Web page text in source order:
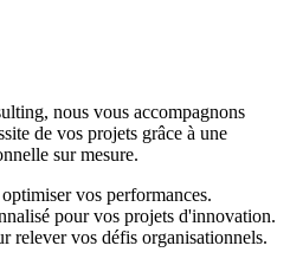
nous vous accompagnons
de vos projets grâce à une
sur mesure.
vos performances.
pour vos projets d'innovation.
relever vos défis organisationnels.